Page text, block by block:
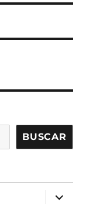
BUSCAR
expandir